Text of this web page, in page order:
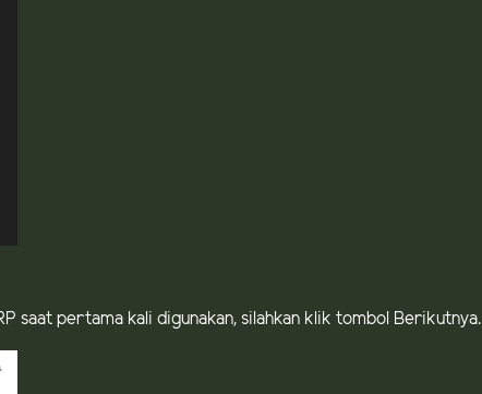
saat pertama kali digunakan, silahkan klik tombol Berikutnya.